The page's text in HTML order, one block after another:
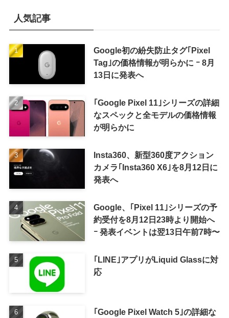
人気記事
Google初の紛失防止タグ｢Pixel
Tag｣の価格情報が明らかに ｰ 8月
13日に発表へ
｢Google Pixel 11｣シリーズの詳細
なスペックと全モデルの価格情報
が明らかに
Insta360、新型360度アクション
カメラ｢Insta360 X6｣を8月12日に
発表へ
Google、｢Pixel 11｣シリーズの予
約受付を8月12日23時より開始へ
ｰ 発表イベントは翌13日午前7時〜
｢LINE｣アプリがLiquid Glassに対
応
｢Google Pixel Watch 5｣の詳細な